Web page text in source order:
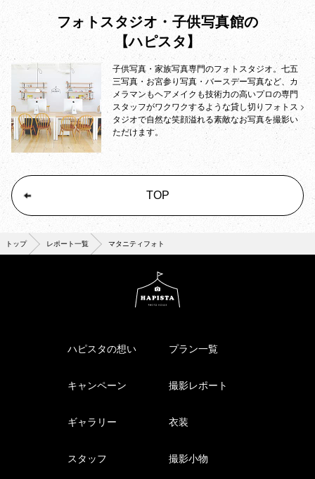
フォトスタジオ・子供写真館の
【ハピスタ】
子供写真・家族写真専門のフォトスタジオ。七五
三写真・お宮参り写真・バースデー写真など、カ
メラマンもヘアメイクも技術力の高いプロの専門
スタッフがワクワクするような貸し切りフォトス
タジオで自然な笑顔溢れる素敵なお写真を撮影い
ただけます。
TOP
トップ レポート一覧 マタニティフォト
ハピスタの想い プラン一覧
キャンペーン 撮影レポート
ギャラリー 衣装
スタッフ 撮影小物